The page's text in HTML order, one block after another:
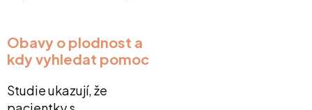
Obavy o plodnost a
kdy vyhledat pomoc
Studie ukazují, že